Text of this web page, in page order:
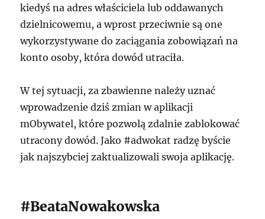
kiedyś na adres właściciela lub oddawanych
dzielnicowemu, a wprost przeciwnie są one
wykorzystywane do zaciągania zobowiązań na
konto osoby, która dowód utraciła.
W tej sytuacji, za zbawienne należy uznać
wprowadzenie dziś zmian w aplikacji
mObywatel, które pozwolą zdalnie zablokować
utracony dowód. Jako #adwokat radzę byście
jak najszybciej zaktualizowali swoja aplikację.
#BeataNowakowska